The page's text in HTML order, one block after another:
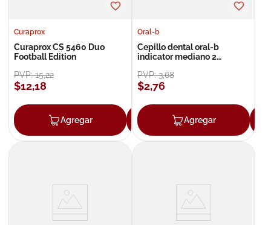
Curaprox
Curaprox CS 5460 Duo
Football Edition
PVP:15,22
$12,18
Agregar Agregar
Oral-b
Cepillo dental oral-b
indicator mediano 2
PVP:3,68
$2,76
Agregar